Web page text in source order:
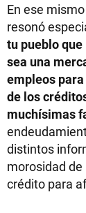
En ese
resonó
tu pueblo
sea una
empleos
de los
muchísimas
distintos
morosidad
crédito para